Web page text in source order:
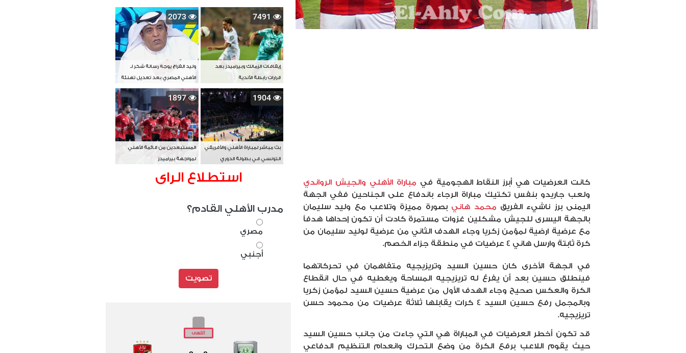
كانت العرضيات هي أبرز النقاط الهجومية في مباراة الأهلي والجيش الرواندي
ولعب جاريدو بنفس تكتيك مباراة الرجاء باندفاع على الجناحين ففي الجهة
اليمنى برز ناشيء الفريق محمد هانيبصورة مميزة وتلاعب مع وليد سليمان
بالجهة اليسرى للجيش مشكلين غزوات مستمرة كادت أن تكون إحداها هدفاً
مع عرضية ارضية لمؤمن زكريا وجاء الهدف الثاني من عرضية لوليد سليمان من
كرة ثابتة وارسل هاني 4 عرضيات في منطقة جزاء الخصم.
في الجهة الأخرى كان حسين السيد وتريزيجيه متفاهمان في تحركاتهما
فينطلق حسين بعد أن يفرغ له تريزيجيه المساحة ويغطيه في حال انقطاع
الكرة والعكس صحيح وجاء الهدف الأول من عرضية حسين السيد لمؤمن زكريا
وبالمجمل رفع حسين السيد 4 كرات يقابلها ثلاثة عرضيات من محمود حسن
تريزيجيه.
قد تكون أخطر العرضيات في المباراة هي التي جاءت من جانب حسين السيد
حيث يقوم اللاعب برفع الكرة من وضع التحرك وانعدام التنظيم الدفاعي
7491
إيقافات الزمالك وبيراميدز بعد
قرارات رابطة الأندية
2073
وليد الفراج يوجه رسالة شكر لـ
الأهلي المصري بعد تعديل تهنئة
بطل آسيا
1904
بث مباشر لمباراة الأهلي والأفريقي
التونسي في بطولة الدوري
1897
المستبعدين من قائمة الأهلي
لمواجهة بيراميدز
استطلاع الراى
مدرب الأهلي القادم؟
مصري
أجنبي
تصويت